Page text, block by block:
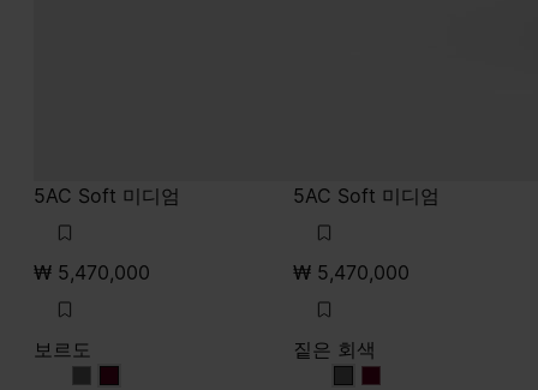
5AC Soft 미디엄
₩ 5,470,000
보르도
보르도보르도
5AC Soft 미디엄
₩ 5,470,000
짙은 회색
짙은 회색
짙은 회색